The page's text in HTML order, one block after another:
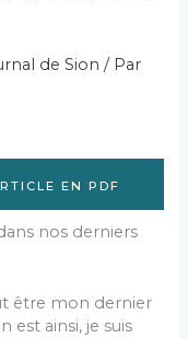
de Sion / Par
EN PDF
nos derniers
être mon dernier
est ainsi, je suis